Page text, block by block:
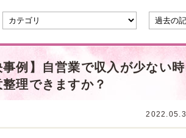
例】自営業で収入が少ない
理できますか？